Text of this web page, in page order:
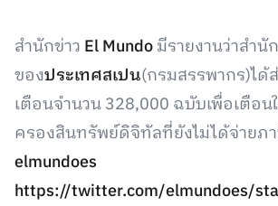
สำนักข่าว El Mundoมีรายงานว่าสำ
ของประเทศสเปน(กรมสรรพากร)ได้
เตือนจำนวน 328,000 ฉบับเพื่อเตือ
ครองสินทรัพย์ดิจิทัลที่ยังไม่ได้จ่ายภ
elmundoes
https://twitter.com/elmundoes/